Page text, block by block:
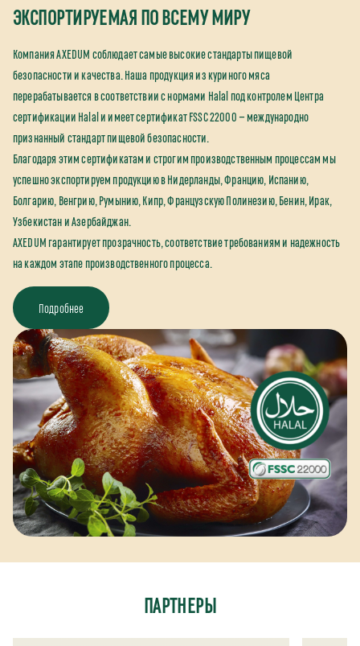
ЭКСПОРТИРУЕМАЯ ПО ВСЕМУ МИРУ
Компания AXEDUM соблюдает самые высокие стандарты пищевой
безопасности и качества. Наша продукция из куриного мяса
перерабатывается в соответствии с нормами Halal под контролем Центра
сертификации Halal и имеет сертификат FSSC 22000 — международно
признанный стандарт пищевой безопасности.
Благодаря этим сертификатам и строгим производственным процессам мы
успешно экспортируем продукцию в Нидерланды, Францию, Испанию,
Болгарию, Венгрию, Румынию, Кипр, Французскую Полинезию, Бенин, Ирак,
Узбекистан и Азербайджан.
AXEDUM гарантирует прозрачность, соответствие требованиям и надежность
на каждом этапе производственного процесса.
Подробнее
ПАРТНЕРЫ